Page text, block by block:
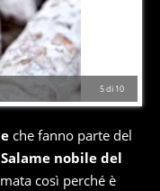
5di 10
che fanno parte del
Salame nobile del
così perché è